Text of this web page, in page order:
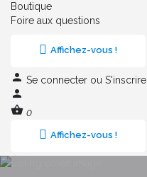
Boutique
Foire aux questions
Affichez-vous !
Se connecter ou S'inscrire
0
Affichez-vous !